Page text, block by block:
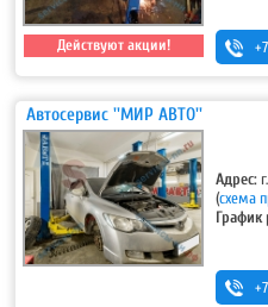
Действуют акции!
Автосервис ''МИР АВТО''
Адрес:
(схема
График